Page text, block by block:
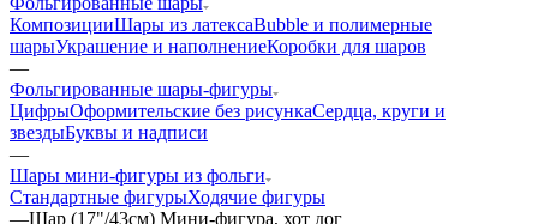
КомпозицииШары из латексаBubble и полимерные
шарыУкрашение и наполнениеКоробки для шаров
—
Фольгированные шары-фигуры
ЦифрыОформительские без рисункаСердца, круги и
звездыБуквы и надписи
—
Шары мини-фигуры из фольги
Стандартные фигурыХодячие фигуры
—Шар (17"/43см) Мини-фигура, хот дог